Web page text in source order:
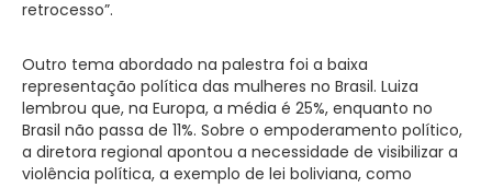
retrocesso”.
Outro tema abordado na palestra foi a baixa
representação política das mulheres no Brasil. Luiza
lembrou que, na Europa, a média é 25%, enquanto no
Brasil não passa de 11%. Sobre o empoderamento político,
a diretora regional apontou a necessidade de visibilizar a
violência política, a exemplo de lei boliviana, como